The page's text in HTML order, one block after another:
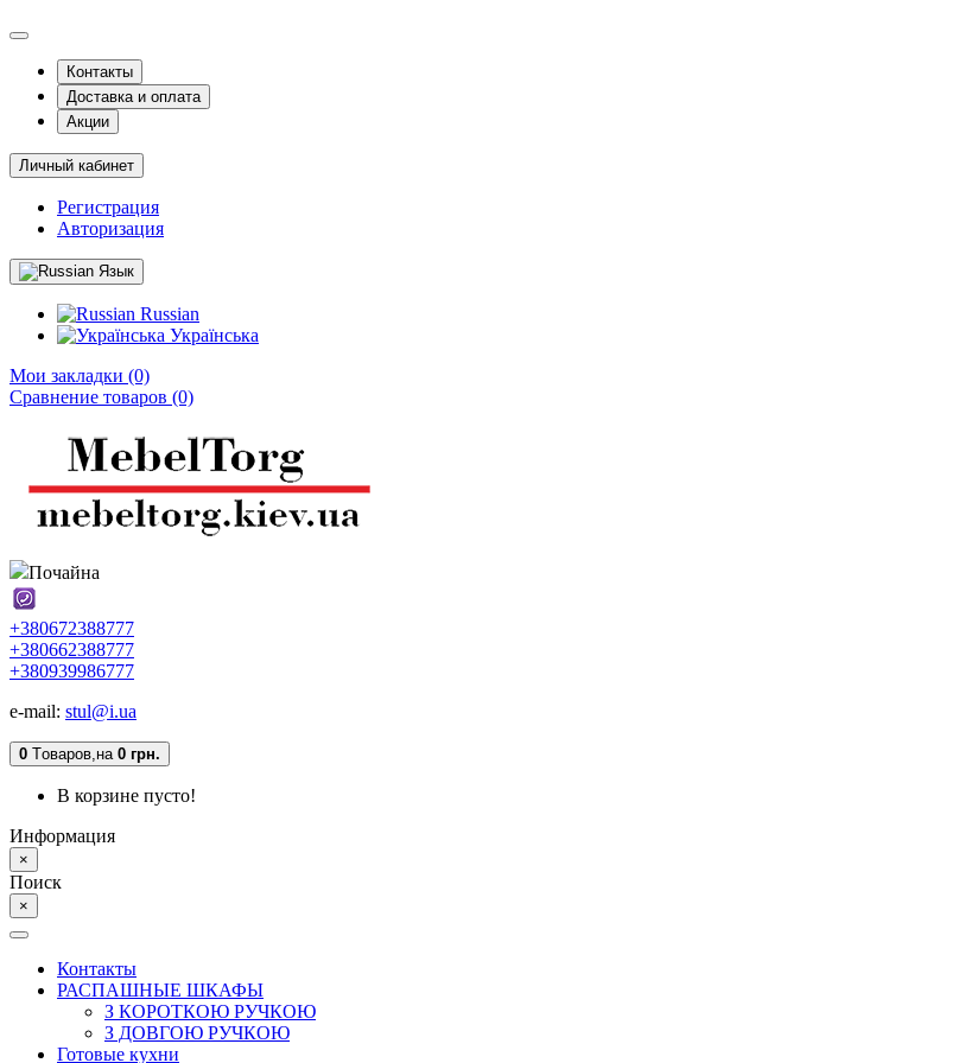
Контакты
Доставка и оплата
Акции
Личный кабинет
Регистрация
Авторизация
Язык
Russian
Українська
Мои закладки (0)
Сравнение товаров (0)
Почайна
+380672388777
+380662388777
+380939986777
e-mail: stul@i.ua
0 Tоваров,на 0 грн.
В корзине пусто!
Информация
×
Поиск
×
Контакты
РАСПАШНЫЕ ШКАФЫ
З КОРОТКОЮ РУЧКОЮ
З ДОВГОЮ РУЧКОЮ
Готовые кухни